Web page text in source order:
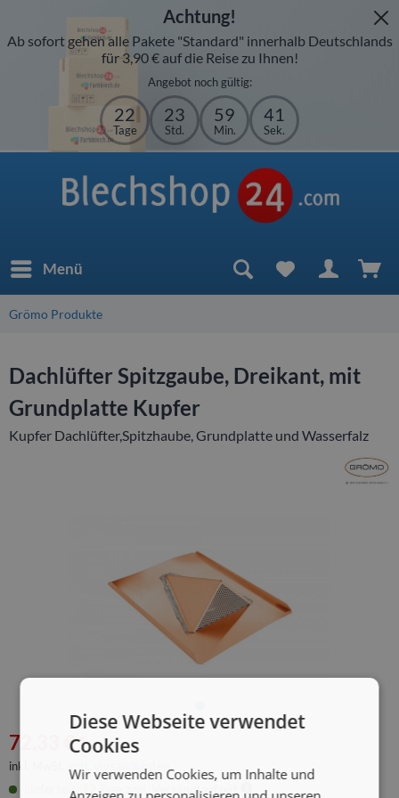
Achtung!
Ab sofort gehen alle Pakete "Standard" innerhalb Deutschlands
für 3,90 € auf die Reise zu Ihnen!
Angebot noch gültig:
22
Tage
23
Std.
59
Min.
41
Sek.
Menü
Grömo Produkte
Dachlüfter Spitzgaube, Dreikant, mit
Grundplatte Kupfer
Kupfer Dachlüfter,Spitzhaube, Grundplatte und Wasserfalz
72,33 € *
inkl. MwSt. zzgl. Versandkosten
Lieferzeit: 12 Tage zzgl. Versandlaufzeit
Diese Webseite verwendet
Cookies
Wir verwenden Cookies, um Inhalte und